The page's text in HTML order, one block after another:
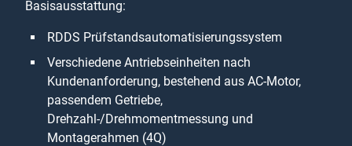
Basisausstattung:
RDDS Prüfstandsautomatisierungssystem
Verschiedene Antriebseinheiten nach
Kundenanforderung, bestehend aus AC-Motor,
passendem Getriebe,
Drehzahl-/Drehmomentmessung und
Montagerahmen (4Q)